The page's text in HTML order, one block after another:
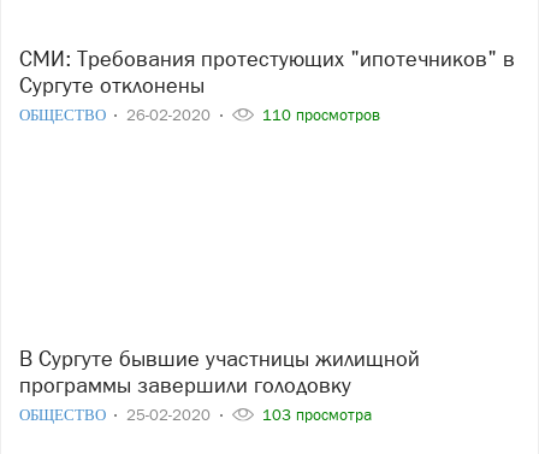
СМИ: Требования протестующих "ипотечников" в
Сургуте отклонены
ОБЩЕСТВО 26-02-2020 110 просмотров
В Сургуте бывшие участницы жилищной
программы завершили голодовку
ОБЩЕСТВО 25-02-2020 103 просмотра